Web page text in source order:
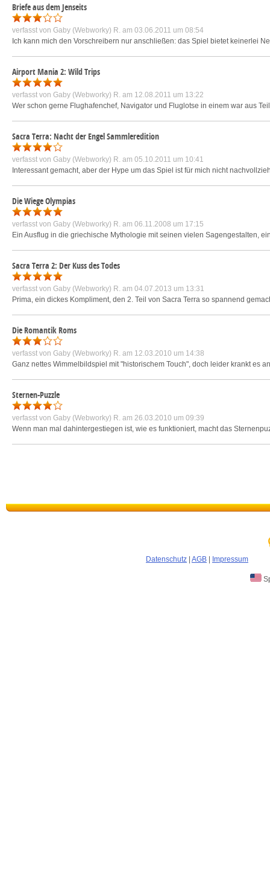
Briefe aus dem Jenseits
verfasst von Gaby (Webworky) R. am 03.06.2011 um 08:54
Ich kann mich den Vorschreibern nur anschließen: das Spiel bietet keinerlei
Airport Mania 2: Wild Trips
verfasst von Gaby (Webworky) R. am 12.08.2011 um 13:22
Wer schon gerne Flughafenchef, Navigator und Fluglotse in einem war aus
Sacra Terra: Nacht der Engel Sammleredition
verfasst von Gaby (Webworky) R. am 05.10.2011 um 10:41
Interessant gemacht, aber der Hype um das Spiel ist für mich nicht
Die Wiege Olympias
verfasst von Gaby (Webworky) R. am 06.11.2008 um 17:15
Ein Ausflug in die griechische Mythologie mit seinen vielen Sagengestalten,
Sacra Terra 2: Der Kuss des Todes
verfasst von Gaby (Webworky) R. am 04.07.2013 um 13:31
Prima, ein dickes Kompliment, den 2. Teil von Sacra Terra so spannend
Die Romantik Roms
verfasst von Gaby (Webworky) R. am 12.03.2010 um 14:38
Ganz nettes Wimmelbildspiel mit "historischem Touch", doch leider krankt es
Sternen-Puzzle
verfasst von Gaby (Webworky) R. am 26.03.2010 um 09:39
Wenn man mal dahintergestiegen ist, wie es funktioniert, macht das
Datenschutz AGB Impressum